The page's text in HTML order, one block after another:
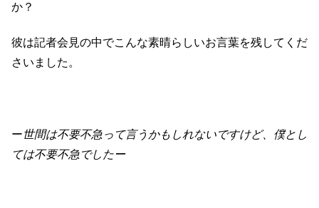
か？
彼は記者会見の中でこんな素晴らしいお言葉を残してくだ
さいました。
ー世間は不要不急って言うかもしれないですけど、僕とし
ては不要不急でしたー